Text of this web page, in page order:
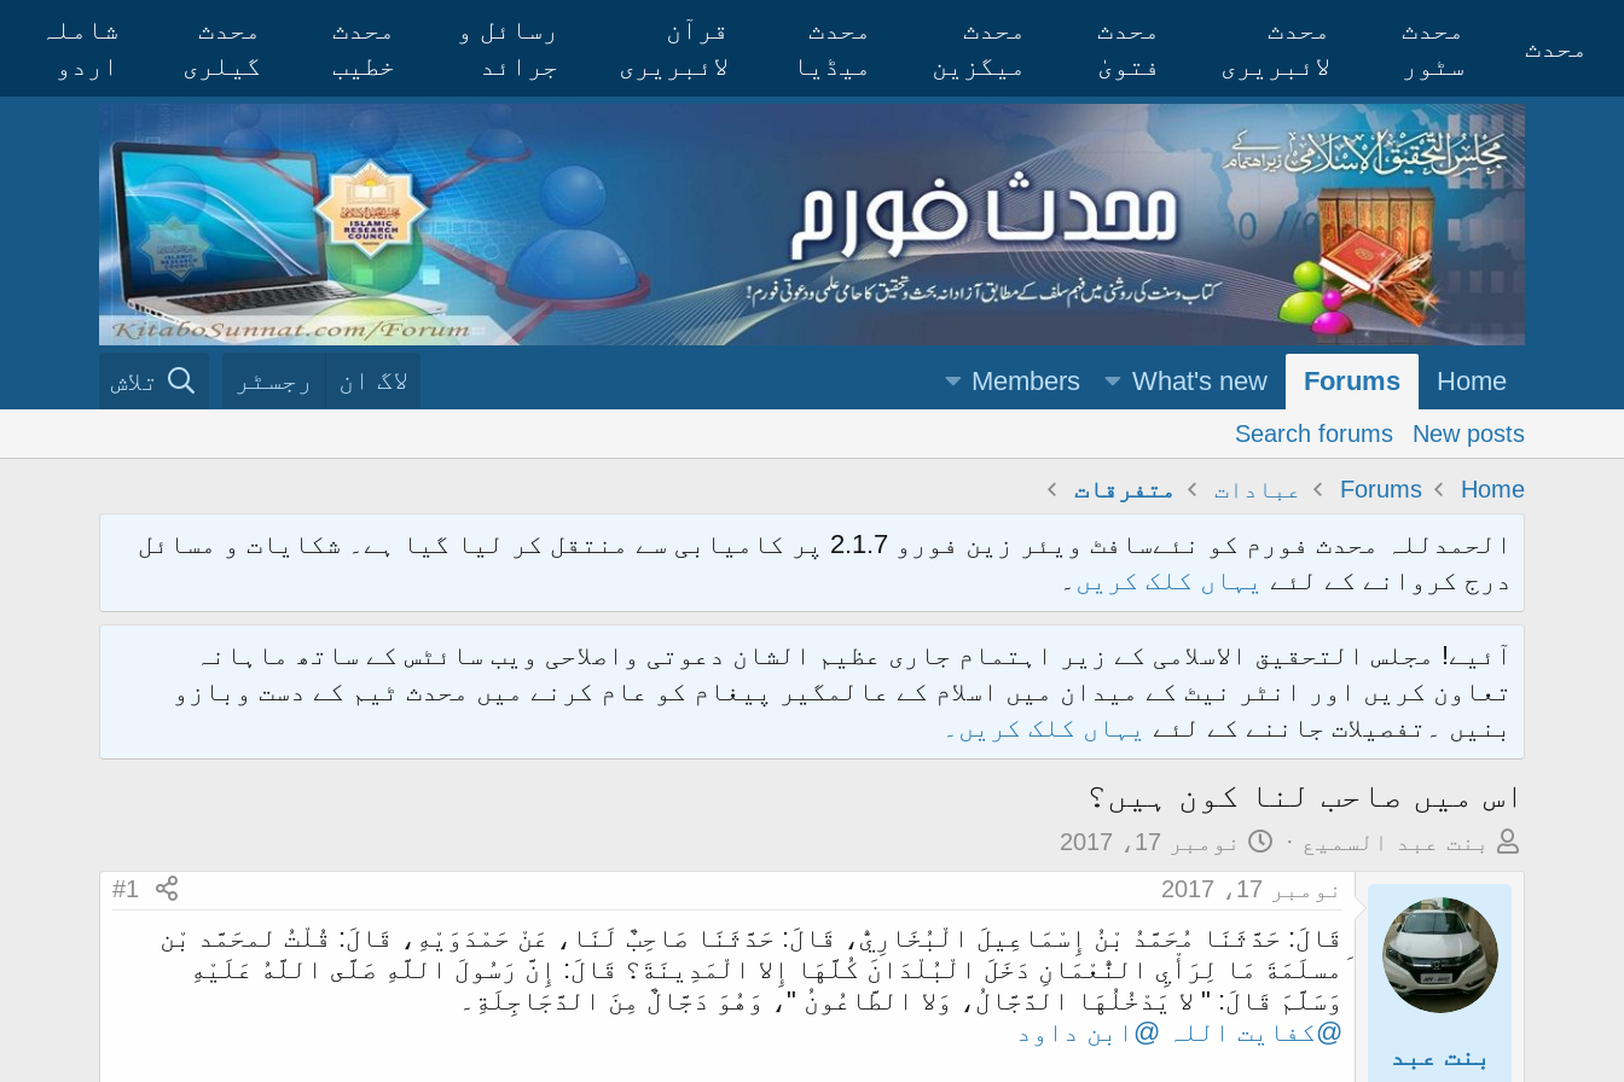
محدث
محدث
سٹور
محدث
لائبریری
محدث
فتویٰ
محدث
میگزین
محدث
میڈیا
قرآن
لائبریری
رسائل و
جرائد
محدث
خطیب
محدث
گیلری
شاملہ
اردو
Home
Forums
What's new
Members لاگ ان رجسٹر تلاش
New posts
Search forums
Home
Forums عبادات متفرقات
الحمدللہ محدث فورم کو نئےسافٹ ویئر زین فورو 2.1.7 پر کامیابی سے منتقل کر لیا گیا ہے۔ شکایات و مسائل
درج کروانے کے لئے یہاں کلک کریں ۔
آئیے! مجلس التحقیق الاسلامی کے زیر اہتمام جاری عظیم الشان دعوتی واصلاحی ویب سائٹس کے ساتھ ماہانہ
تعاون کریں اور انٹر نیٹ کے میدان میں اسلام کے عالمگیر پیغام کو عام کرنے میں محدث ٹیم کے دست وبازو
بنیں ۔تفصیلات جاننے کے لئے یہاں کلک کریں۔
اس میں صاحب لنا کون ہیں؟
م
ض
و
ع
بنت عبد السمیع
ت
ا
ر
ی
خ
آ
غ
نومبر 17، 2017
بنت عبد
نومبر 17، 2017 #1
قَالَ: حَدَّثَنَا مُحَمَّدُ بْنُ إِسْمَاعِيلَ الْبُخَارِيُّ، قَالَ: حَدَّثَنَا صَاحِبٌ لَنَا، عَنْ حَمْدَوَيْهِ، قَالَ: قُلْتُ لمحَمَّد بْن
َمسلَمَةَ مَا لِرَأْيِ النُّعْمَانِ دَخَلَ الْبُلْدَانَ كُلَّهَا إِلا الْمَدِينَةَ؟ قَالَ: إِنَّ رَسُولَ اللَّهِ صَلَّى اللَّهُ عَلَيْهِ
وَسَلَّمَ قَالَ: " لا يَدْخُلُهَا الدَّجَّالُ، وَلا الطَّاعُونُ "، وَهُوَ دَجَّالٌ مِنَ الدَّجَاجِلَةِ۔
@کفایت اللہ @ابن داود